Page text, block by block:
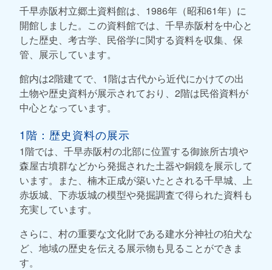
千早赤阪村立郷土資料館は、1986年（昭和61年）に
開館しました。この資料館では、千早赤阪村を中心と
した歴史、考古学、民俗学に関する資料を収集、保
管、展示しています。
館内は2階建てで、1階は古代から近代にかけての出
土物や歴史資料が展示されており、2階は民俗資料が
中心となっています。
1階：歴史資料の展示
1階では、千早赤阪村の北部に位置する御旅所古墳や
森屋古墳群などから発掘された土器や銅鏡を展示して
います。また、楠木正成が築いたとされる千早城、上
赤坂城、下赤坂城の模型や発掘調査で得られた資料も
充実しています。
さらに、村の重要な文化財である建水分神社の狛犬な
ど、地域の歴史を伝える展示物も見ることができま
す。